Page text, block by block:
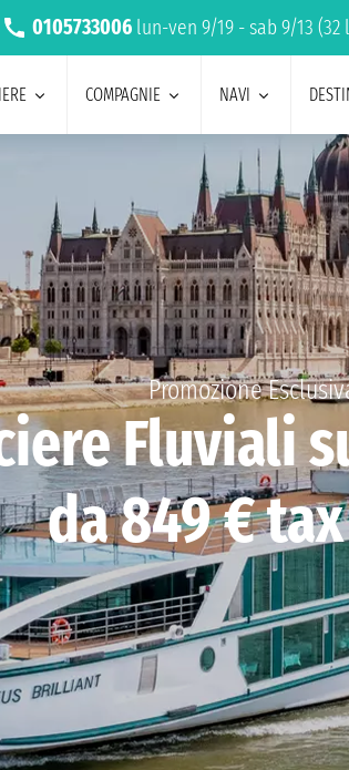
0105733006 lun-ven 9/19 - sab 9/13 (32
COMPAGNIE NAVI
Promozione
Fluviali
da 849 €